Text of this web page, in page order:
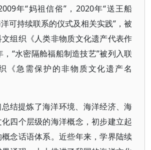
年“妈祖信俗”，2020年“送王船
可持续联系的仪式及相关实践”，被
组织《人类非物质文化遗产代表作
“水密隔舱福船制造技艺”被列入联
《急需保护的非物质文化遗产名
结提炼了海洋环境、海洋经济、海
四个层级的海洋概念，初步建立起
念话语体系。近些年来，学界陆续